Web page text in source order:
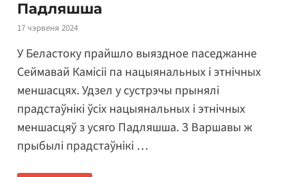
Падляшша
17 чэрвеня 2024
У Беластоку прайшло выяздное паседжанне
Сеймавай Камісіі па нацыянальных і этнічных
меншасцях. Удзел у сустрэчы прынялі
прадстаўнікі ўсіх нацыянальных і этнічных
меншасцяў з усяго Падляшша. З Варшавы ж
прыбылі прадстаўнікі …